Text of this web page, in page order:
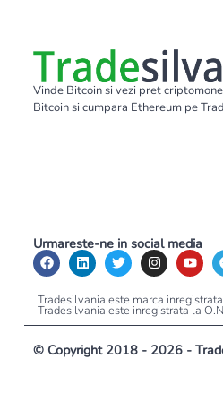
Vinde Bitcoin si vezi pret
Bitcoin si cumpara Ethereum pe
Urmareste-ne in social media
Tradesilvania este marca
Tradesilvania este inregistrata la
© Copyright 2018 - 2026 -